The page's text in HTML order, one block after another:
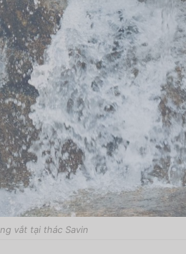
vắt tại thác Savin